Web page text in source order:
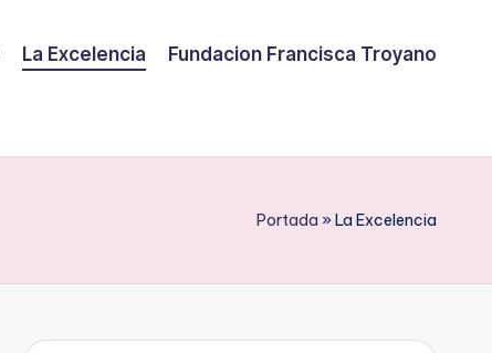
La Excelencia Fundacion Francisca Troyano
Portada »La Excelencia